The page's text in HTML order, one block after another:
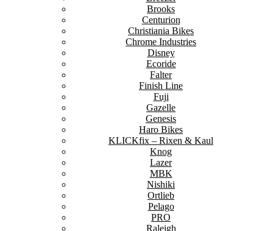
Brooks
Centurion
Christiania Bikes
Chrome Industries
Disney
Ecoride
Falter
Finish Line
Fuji
Gazelle
Genesis
Haro Bikes
KLICKfix – Rixen & Kaul
Knog
Lazer
MBK
Nishiki
Ortlieb
Pelago
PRO
Raleigh